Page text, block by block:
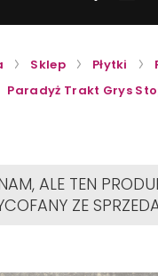
Sklep Płytki
Paradyż Trakt Grys
ALE TEN
ZE